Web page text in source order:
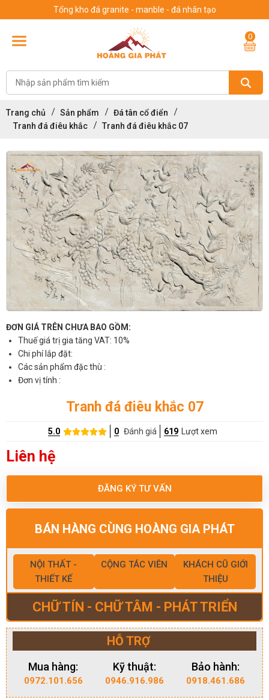
Tổng kho đá granite - manble - đá nhân tạo
0
Trang chủ Sản phẩm
Đá tân cổ điển
Tranh đá điêu khắc
Tranh đá điêu khắc 07
ĐƠN GIÁ TRÊN CHƯA BAO GỒM:
Thuế giá trị gia tăng VAT: 10%
Chi phí lắp đặt:
Các sản phẩm đặc thù :
Đơn vị tính :
Tranh đá điêu khắc 07
5.0 0 Đánh giá 619 Lượt xem
Liên hệ
ĐĂNG KÝ TƯ VẤN
BÁN HÀNG CÙNG HOÀNG GIA PHÁT
NỘI THẤT -
THIẾT KẾ
CỘNG TÁC VIÊN
KHÁCH CŨ GIỚI
THIỆU
CHỮ TÍN - CHỮ TÂM - PHÁT TRIỂN
HỖ TRỢ
Mua hàng:
0972.101.656
Kỹ thuật:
0946.916.986
Bảo hành:
0918.461.686